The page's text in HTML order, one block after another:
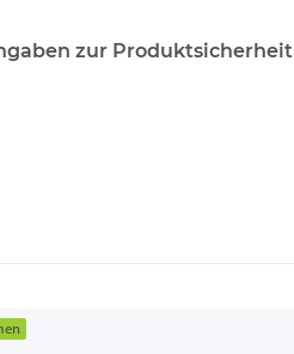
zur Produktsicherheit